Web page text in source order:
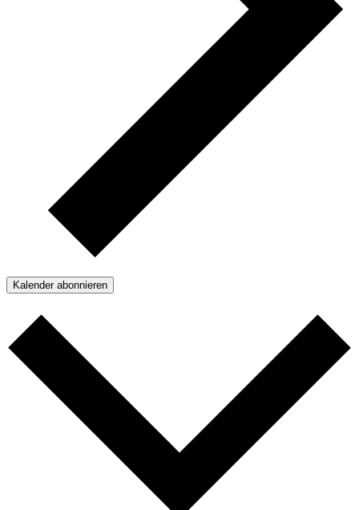
Kalender abonnieren